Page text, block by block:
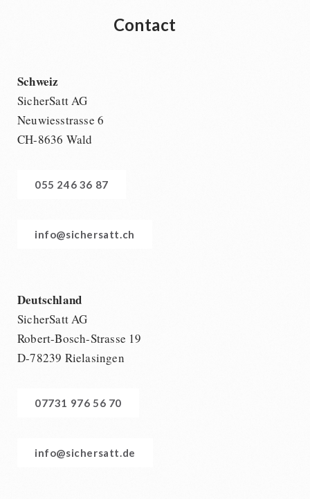
Contact
Schweiz
SicherSatt AG
Neuwiesstrasse 6
CH-8636 Wald
055 246 36 87
info@sichersatt.ch
Deutschland
SicherSatt AG
Robert-Bosch-Strasse 19
D-78239 Rielasingen
07731 976 56 70
info@sichersatt.de